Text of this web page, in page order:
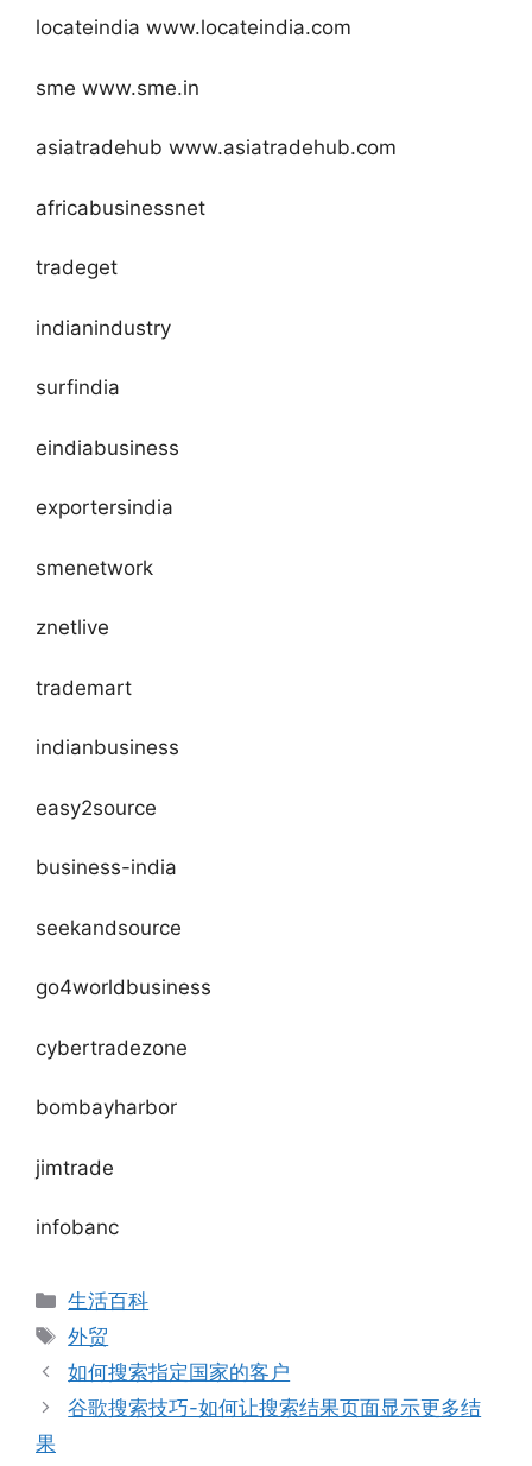
locateindia www.locateindia.com
sme www.sme.in
asiatradehub www.asiatradehub.com
africabusinessnet
tradeget
indianindustry
surfindia
eindiabusiness
exportersindia
smenetwork
znetlive
trademart
indianbusiness
easy2source
business-india
seekandsource
go4worldbusiness
cybertradezone
bombayharbor
jimtrade
infobanc
分
类
生活百科
标
签
外贸
如何搜索指定国家的客户
谷歌搜索技巧-如何让搜索结果页面显示更多结
果